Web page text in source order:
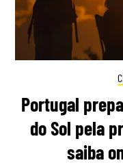
Portugal
do Sol pela
saiba